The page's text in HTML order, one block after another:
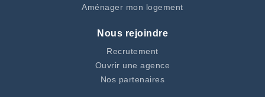
Aménager mon logement
Nous rejoindre
Recrutement
Ouvrir une agence
Nos partenaires